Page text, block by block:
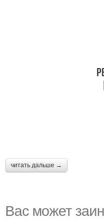
читать дальше →
Вас может